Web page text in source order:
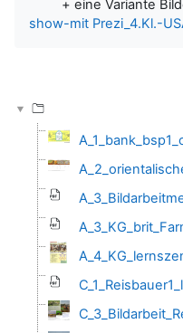
+ eine Variante
show-mit Prezi_4.Kl.-